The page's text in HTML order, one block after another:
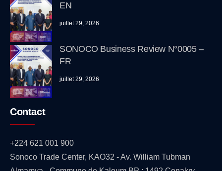
EN
juillet 29, 2026
SONOCO Business Review N°0005 –
FR
juillet 29, 2026
Contact
+224 621 001 900
Sonoco Trade Center, KAO32 - Av. William Tubman